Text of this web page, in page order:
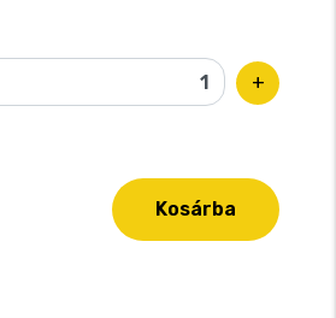
+
Kosárba